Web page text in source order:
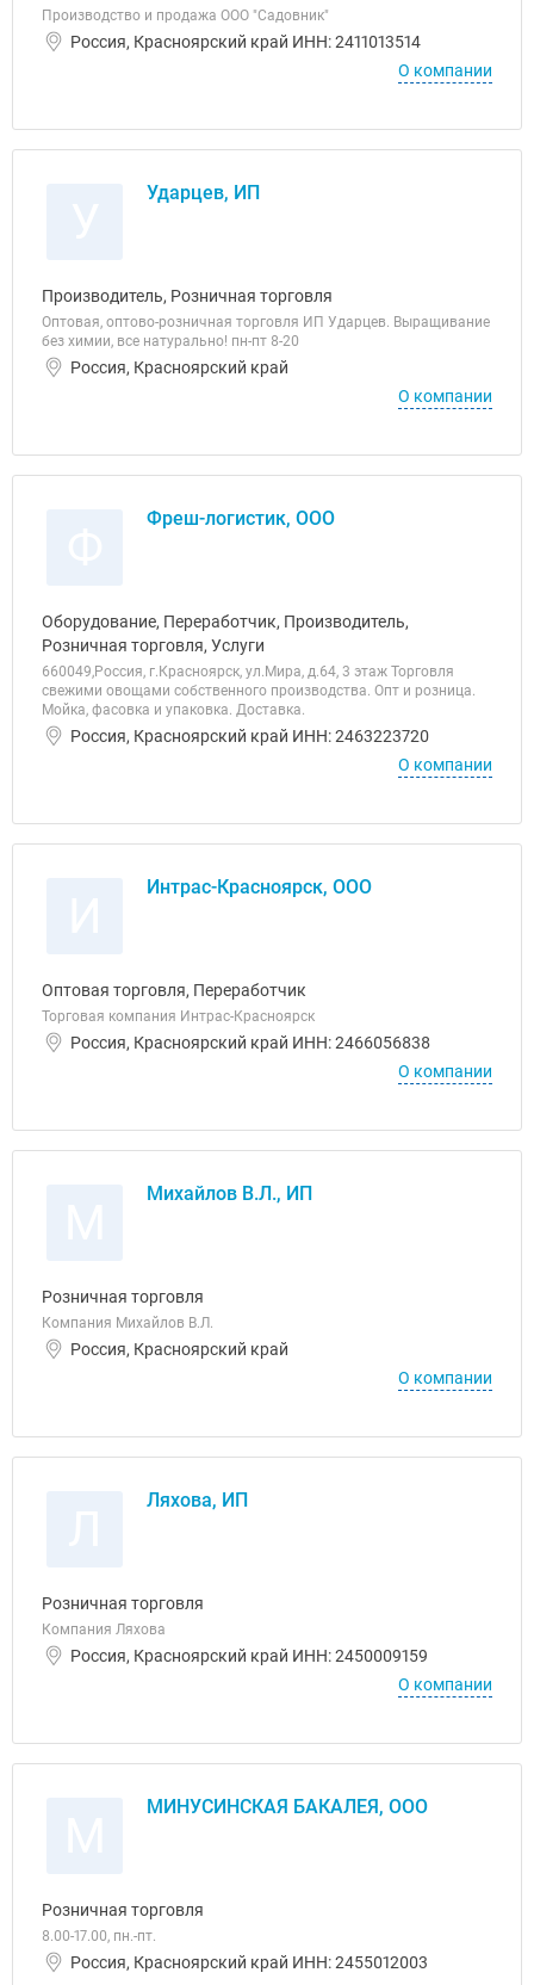
Производство и продажа ООО "Садовник"
Россия, Красноярский край ИНН: 2411013514
О компании
Ударцев, ИП
Производитель, Розничная торговля
Оптовая, оптово-розничная торговля ИП Ударцев. Выращивание
без химии, все натурально! пн-пт 8-20
Россия, Красноярский край
О компании
Фреш-логистик, ООО
Оборудование, Переработчик, Производитель,
Розничная торговля, Услуги
660049,Россия, г.Красноярск, ул.Мира, д.64, 3 этаж Торговля
свежими овощами собственного производства. Опт и розница.
Мойка, фасовка и упаковка. Доставка.
Россия, Красноярский край ИНН: 2463223720
О компании
Интрас-Красноярск, ООО
Оптовая торговля, Переработчик
Торговая компания Интрас-Красноярск
Россия, Красноярский край ИНН: 2466056838
О компании
Михайлов В.Л., ИП
Розничная торговля
Компания Михайлов В.Л.
Россия, Красноярский край
О компании
Ляхова, ИП
Розничная торговля
Компания Ляхова
Россия, Красноярский край ИНН: 2450009159
О компании
МИНУСИНСКАЯ БАКАЛЕЯ, ООО
Розничная торговля
8.00-17.00, пн.-пт.
Россия, Красноярский край ИНН: 2455012003